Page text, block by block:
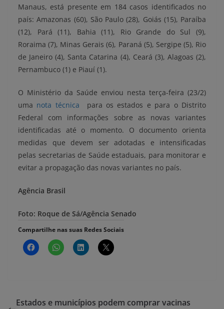
Manaus, está presente em 184 casos identificados no
país: Amazonas (60), São Paulo (28), Goiás (15), Paraíba
(12), Pará (11), Bahia (11), Rio Grande do Sul (9),
Roraima (7), Minas Gerais (6), Paraná (5), Sergipe (5), Rio
de Janeiro (4), Santa Catarina (4), Ceará (3), Alagoas (2),
Pernambuco (1) e Piauí (1).
O Ministério da Saúde enviou nesta terça-feira (23/2)
uma nota técnica
para os estados e para o Distrito
Federal com informações sobre as novas variantes
identificadas até o momento. O documento orienta
medidas que devem ser adotadas e intensificadas
pelas secretarias de Saúde estaduais, para monitorar e
evitar a propagação das novas variantes no país.
Agência Brasil
Foto: Roque de Sá/Agência Senado
Compartilhe nas suas Redes Sociais
Estados e municípios podem comprar vacinas